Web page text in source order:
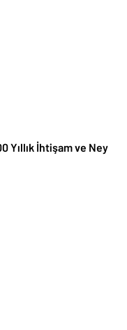
Yıllık İhtişam ve Ney